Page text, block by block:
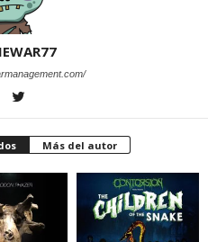
Más del autor